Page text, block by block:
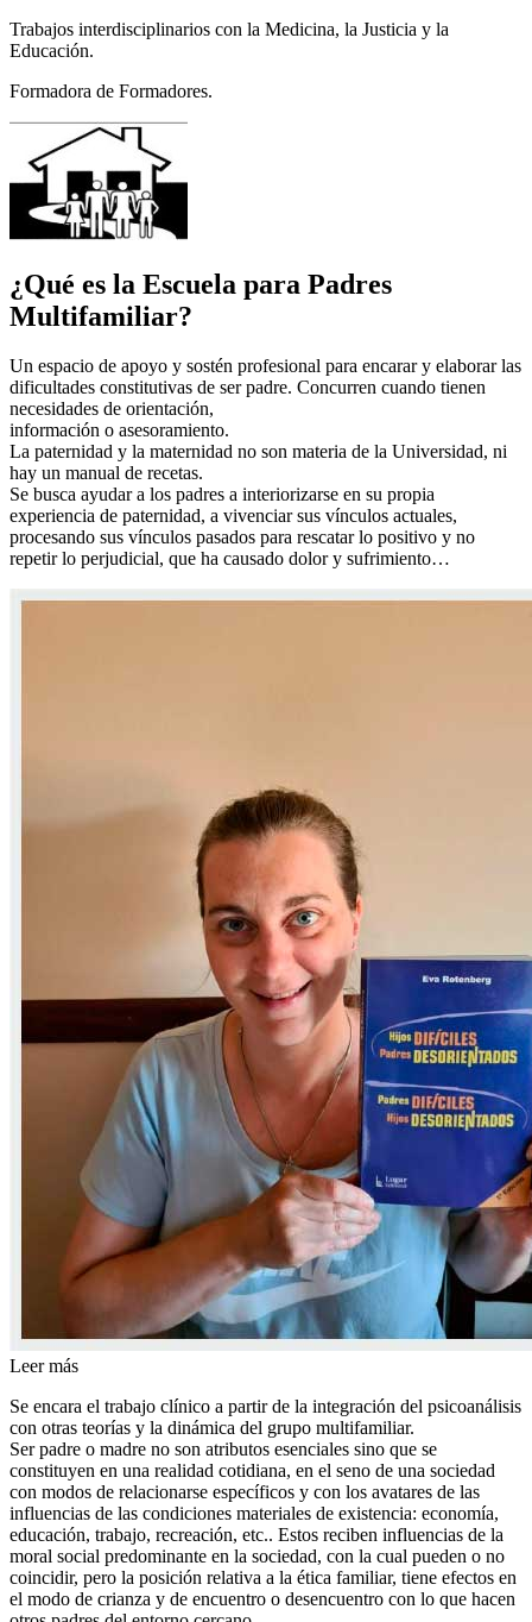
Trabajos interdisciplinarios con la Medicina, la Justicia y la
Educación.
Formadora de Formadores.
¿Qué es la Escuela para Padres
Multifamiliar?
Un espacio de apoyo y sostén profesional para encarar y elaborar las
dificultades constitutivas de ser padre. Concurren cuando tienen
necesidades de orientación,
información o asesoramiento.
La paternidad y la maternidad no son materia de la Universidad, ni
hay un manual de recetas.
Se busca ayudar a los padres a interiorizarse en su propia
experiencia de paternidad, a vivenciar sus vínculos actuales,
procesando sus vínculos pasados para rescatar lo positivo y no
repetir lo perjudicial, que ha causado dolor y sufrimiento…
Leer más
Se encara el trabajo clínico a partir de la integración del psicoanálisis
con otras teorías y la dinámica del grupo multifamiliar.
Ser padre o madre no son atributos esenciales sino que se
constituyen en una realidad cotidiana, en el seno de una sociedad
con modos de relacionarse específicos y con los avatares de las
influencias de las condiciones materiales de existencia: economía,
educación, trabajo, recreación, etc.. Estos reciben influencias de la
moral social predominante en la sociedad, con la cual pueden o no
coincidir, pero la posición relativa a la ética familiar, tiene efectos en
el modo de crianza y de encuentro o desencuentro con lo que hacen